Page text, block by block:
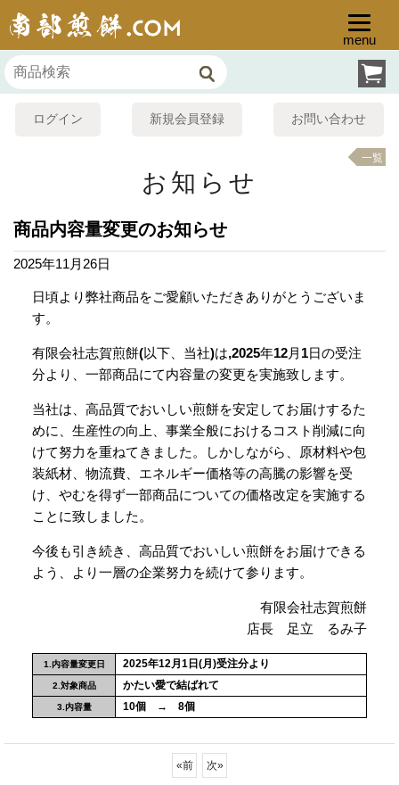
ログイン 新規会員登録 お問い合わせ
menu
お知らせ
一覧
商品内容量変更のお知らせ
2025年11月26日
日頃より弊社商品をご愛顧いただきありがとうございま
す。
有限会社志賀煎餅(以下、当社)は,2025年12月1日の受注
分より、一部商品にて内容量の変更を実施致します。
当社は、高品質でおいしい煎餅を安定してお届けするた
めに、生産性の向上、事業全般におけるコスト削減に向
けて努力を重ねてきました。しかしながら、原材料や包
装紙材、物流費、エネルギー価格等の高騰の影響を受
け、やむを得ず一部商品についての価格改定を実施する
ことに致しました。
今後も引き続き、高品質でおいしい煎餅をお届けできる
よう、より一層の企業努力を続けて参ります。
有限会社志賀煎餅
店長 足立 るみ子
1.内容量変更日 2025年12月1日(月)受注分より
2.対象商品 かたい愛で結ばれて
3.内容量 10個 → 8個
«前 次»